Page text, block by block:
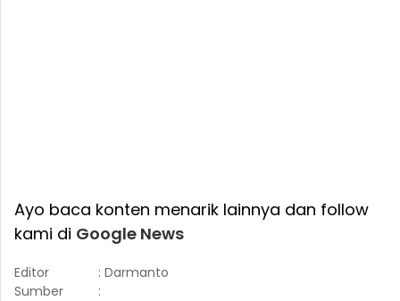
Ayo baca konten menarik lainnya dan follow
kami di Google News
Editor
: Darmanto
Sumber
: